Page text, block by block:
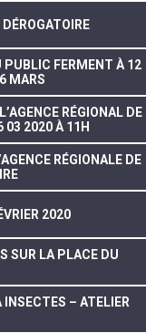
PUBLIC FERMENT À 12
MARS
RÉGIONAL DE
03 2020 À 11H
RÉGIONALE DE
2020
SUR LA PLACE DU
– ATELIER